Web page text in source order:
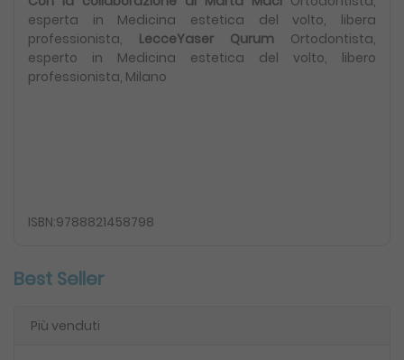
Best Seller
Più venduti
esperta in Medicina estetica del volto, libera
professionista, LecceYaser Qurum Ortodontista,
esperto in Medicina estetica del volto, libero
professionista, Milano
ISBN:9788821458798